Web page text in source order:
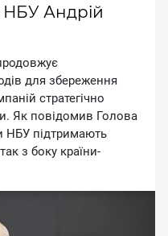
НБУ Андрій
для збереження
стратегічно
Як повідомив Голова
НБУ підтримають
з боку країни-